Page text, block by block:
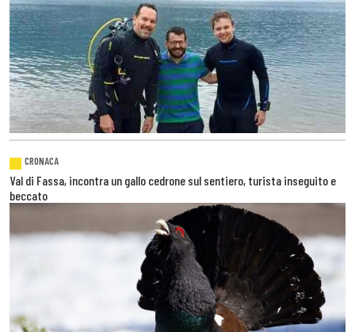
CRONACA
Val di Fassa, incontra un gallo cedrone sul sentiero, turista inseguito e
beccato